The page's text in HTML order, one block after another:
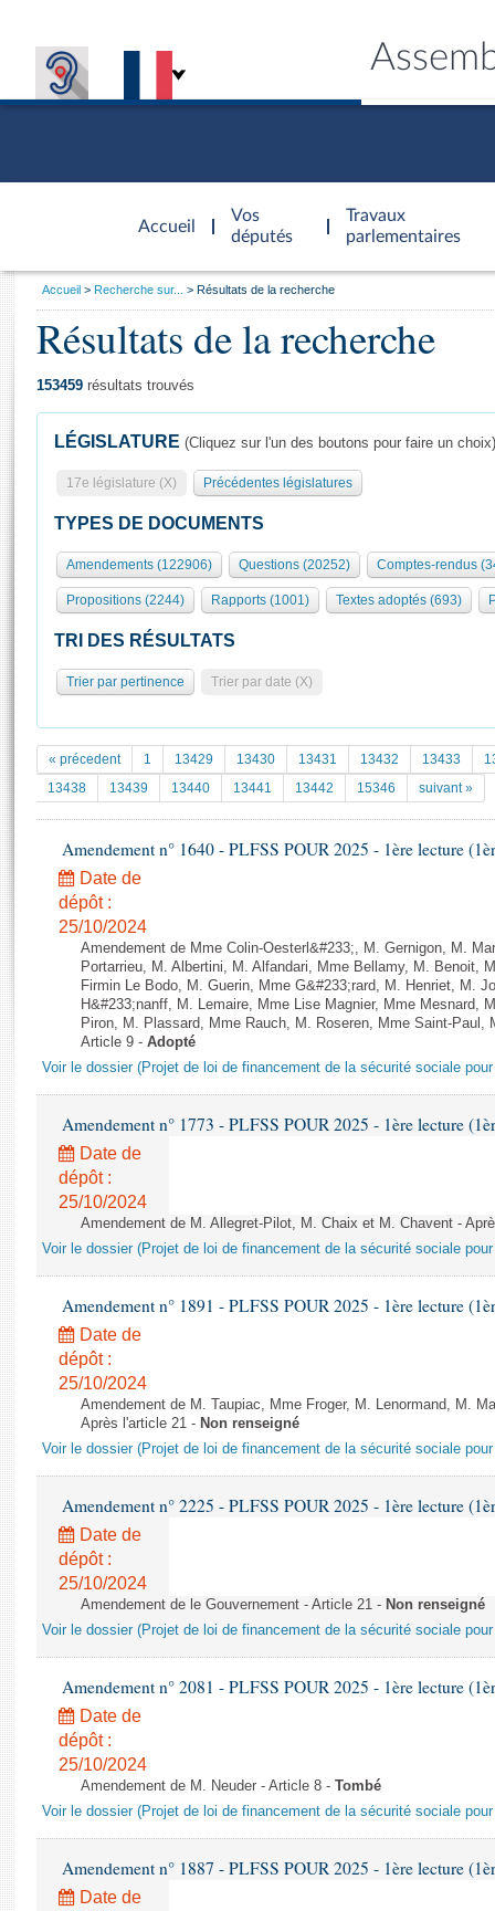
Accueil
d'accueil
Vos
députés
Travaux
parlementaires
Présidence
577 députés
Groupes politiques
Séance publique
Commissions et autres organes
Europe et International
Pétitions
Documents parlementaires
Projets de loi
Propositions de loi
Amendements
Textes adoptés
Rapports d'information
Rapports d'enquête
Rapports législatifs
Rapports sur l'application des lois
Baromètre de l’application des lois
Budget et sécurité sociale
Questions écrites et orales
Comptes rendus des débats
Général
Rôle et pouvoirs de l'Assemblée
Organisation de l'Assemblée
Présidence Conférence des Présidents Bureau Collège des
Statistiques et chiffres clés
Documents de référence
( Constitution | Règlement de l'Assemblée ... )
Histoire
Juniors
Anciennes législatures
Liens vers les sites publics
Visiter l'Assemblée
Visite virtuelle du palais Bourbon
Assister à une séance
La Bibliothèque
Les archives
Photos libres de droit
Vous
Accueil Recherche sur... Résultats de la recherche
Résultats de la recherche
153459 résultats trouvés
LÉGISLATURE (Cliquez sur l'un des boutons pour faire un choix)
17e législature (X) Précédentes législatures
TYPES DE DOCUMENTS
Amendements (122906) Questions (20252) Comptes-rendus
Propositions (2244) Rapports (1001) Textes adoptés (693)
TRI DES RÉSULTATS
Trier par pertinence Trier par date (X)
« précedent 1 13429 13430 13431 13432 13433
13438
13439 13440 13441 13442 15346 suivant »
Amendement n° 1640 - PLFSS POUR 2025 - 1ère lecture
Date de
dépôt :
25/10/2024
Amendement de Mme Colin-Oesterl&#233;, M. Gernigon, M.
Portarrieu, M. Albertini, M. Alfandari, Mme Bellamy, M. Benoit,
Firmin Le Bodo, M. Guerin, Mme G&#233;rard, M. Henriet, M.
H&#233;nanff, M. Lemaire, Mme Lise Magnier, Mme Mesnard,
Piron, M. Plassard, Mme Rauch, M. Roseren, Mme Saint-Paul,
Article 9 - Adopté
Voir le dossier (Projet de loi de financement de la sécurité sociale pour
Amendement n° 1773 - PLFSS POUR 2025 - 1ère lecture
Date de
dépôt :
25/10/2024
Amendement de M. Allegret-Pilot, M. Chaix et M. Chavent -
Voir le dossier (Projet de loi de financement de la sécurité sociale pour
Amendement n° 1891 - PLFSS POUR 2025 - 1ère lecture
Date de
dépôt :
25/10/2024
Amendement de M. Taupiac, Mme Froger, M. Lenormand, M.
Après l'article 21 - Non renseigné
Voir le dossier (Projet de loi de financement de la sécurité sociale pour
Amendement n° 2225 - PLFSS POUR 2025 - 1ère lecture
Date de
dépôt :
25/10/2024
Amendement de le Gouvernement - Article 21 - Non renseigné
Voir le dossier (Projet de loi de financement de la sécurité sociale pour
Amendement n° 2081 - PLFSS POUR 2025 - 1ère lecture
Date de
dépôt :
25/10/2024
Amendement de M. Neuder - Article 8 - Tombé
Voir le dossier (Projet de loi de financement de la sécurité sociale pour
Amendement n° 1887 - PLFSS POUR 2025 - 1ère lecture
Date de